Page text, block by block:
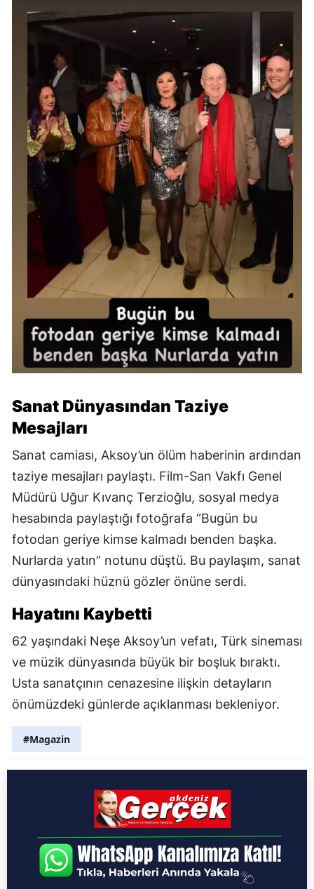
Sanat Dünyasından Taziye
Mesajları
Sanat camiası, Aksoy’un ölüm haberinin ardından
taziye mesajları paylaştı. Film-San Vakfı Genel
Müdürü Uğur Kıvanç Terzioğlu, sosyal medya
hesabında paylaştığı fotoğrafa “Bugün bu
fotodan geriye kimse kalmadı benden başka.
Nurlarda yatın” notunu düştü. Bu paylaşım, sanat
dünyasındaki hüznü gözler önüne serdi.
Hayatını Kaybetti
62 yaşındaki Neşe Aksoy’un vefatı, Türk sineması
ve müzik dünyasında büyük bir boşluk bıraktı.
Usta sanatçının cenazesine ilişkin detayların
önümüzdeki günlerde açıklanması bekleniyor.
#Magazin